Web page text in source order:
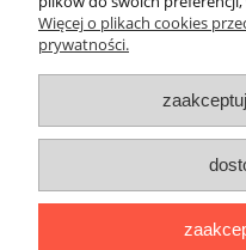
Więcej o plikach cookies
prywatności.